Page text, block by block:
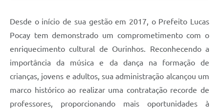
Desde o início de sua gestão em 2017, o Prefeito Lucas
Pocay tem demonstrado um comprometimento com o
enriquecimento cultural de Ourinhos. Reconhecendo a
importância da música e da dança na formação de
crianças, jovens e adultos, sua administração alcançou um
marco histórico ao realizar uma contratação recorde de
professores, proporcionando mais oportunidades à